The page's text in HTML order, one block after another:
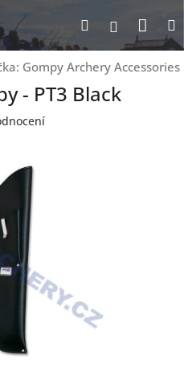
Hledat
Gompy Archery Accessories
- PT3 Black